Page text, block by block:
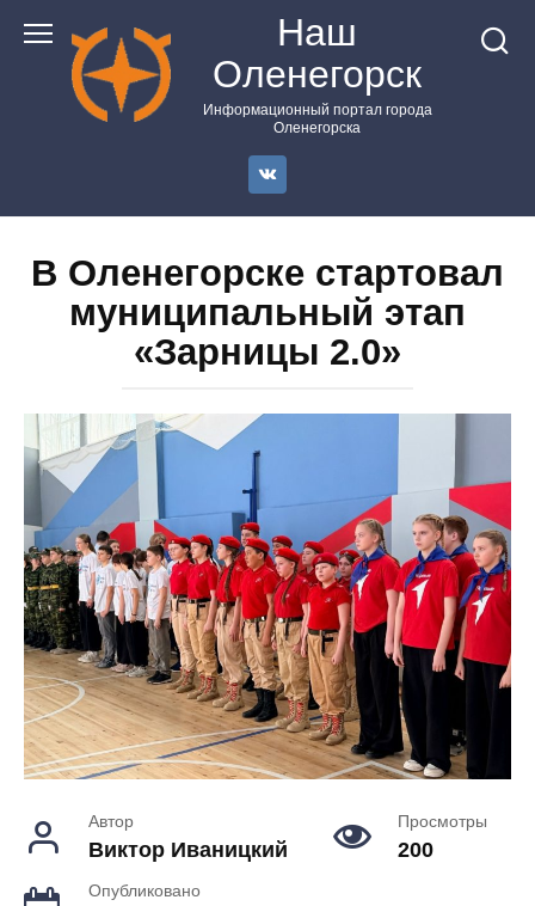
контенту
Наш
Оленегорск
Информационный портал города
Оленегорска
В Оленегорске стартовал
муниципальный этап
«Зарницы 2.0»
Автор
Виктор Иваницкий
Просмотры
200
Опубликовано